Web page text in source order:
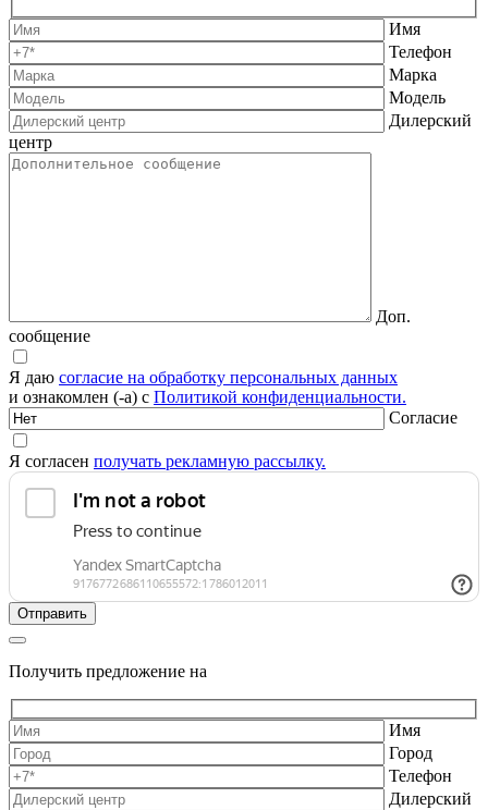
Имя
Телефон
Марка
Модель
Дилерский
центр
Доп.
сообщение
Я даю согласие на обработку персональных данных
и ознакомлен (-а) с Политикой конфиденциальности.
Согласие
Я согласен получать рекламную рассылку.
Получить предложение на
Имя
Город
Телефон
Дилерский